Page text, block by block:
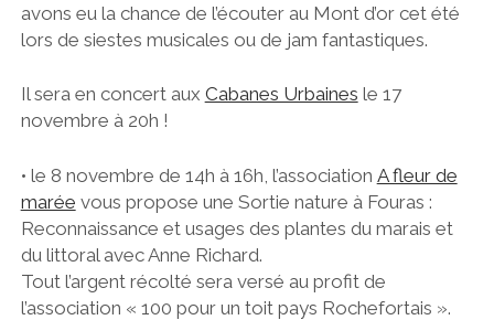
avons eu la chance de l’écouter au Mont d’or cet été
lors de siestes musicales ou de jam fantastiques.
Il sera en concert aux Cabanes Urbaines le 17
novembre à 20h !
• le 8 novembre de 14h à 16h, l’association A fleur de
marée vous propose une Sortie nature à Fouras :
Reconnaissance et usages des plantes du marais et
du littoral avec Anne Richard.
Tout l’argent récolté sera versé au profit de
l’association « 100 pour un toit pays Rochefortais ».